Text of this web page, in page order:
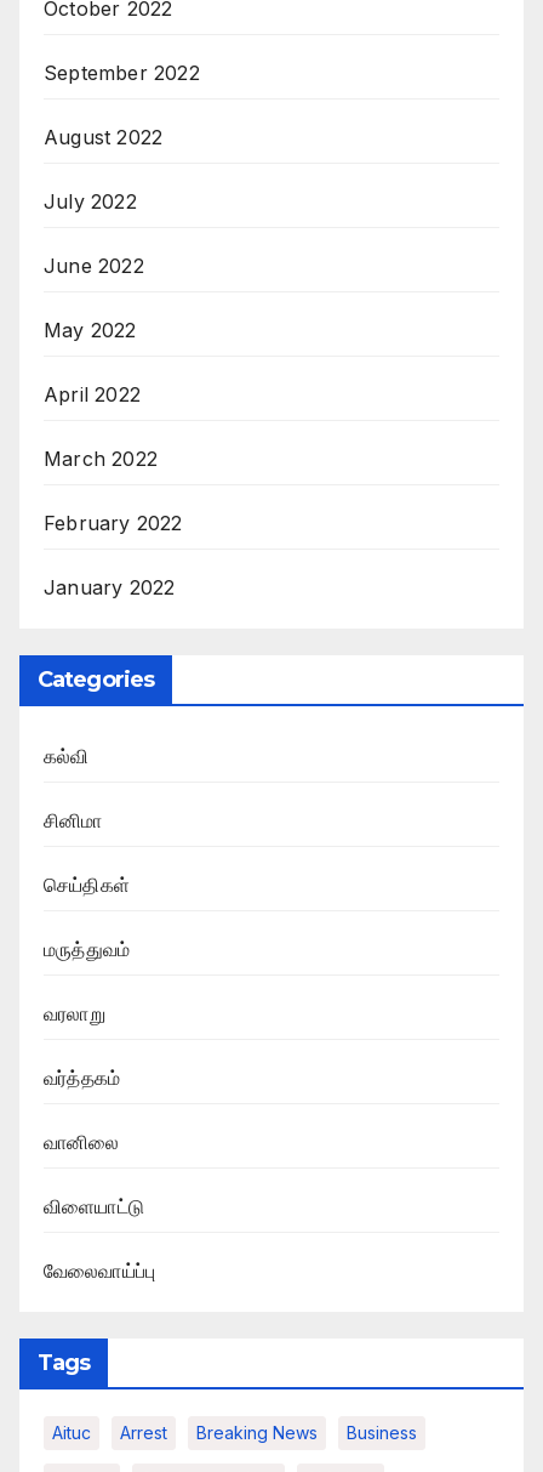
October 2022
September 2022
August 2022
July 2022
June 2022
May 2022
April 2022
March 2022
February 2022
January 2022
Categories
கல்வி
சினிமா
செய்திகள்
மருத்துவம்
வரலாறு
வர்த்தகம்
வானிலை
விளையாட்டு
வேலைவாய்ப்பு
Tags
Aituc Arrest Breaking News​ Business